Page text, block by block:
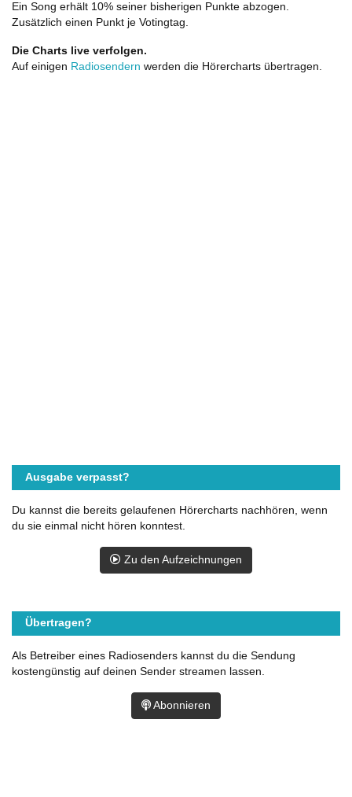
Ein Song erhält 10% seiner bisherigen Punkte abzogen.
Zusätzlich einen Punkt je Votingtag.
Die Charts live verfolgen.
Auf einigen Radiosendern werden die Hörercharts übertragen.
Ausgabe verpasst?
Du kannst die bereits gelaufenen Hörercharts nachhören, wenn
du sie einmal nicht hören konntest.
Zu den Aufzeichnungen
Übertragen?
Als Betreiber eines Radiosenders kannst du die Sendung
kostengünstig auf deinen Sender streamen lassen.
Abonnieren